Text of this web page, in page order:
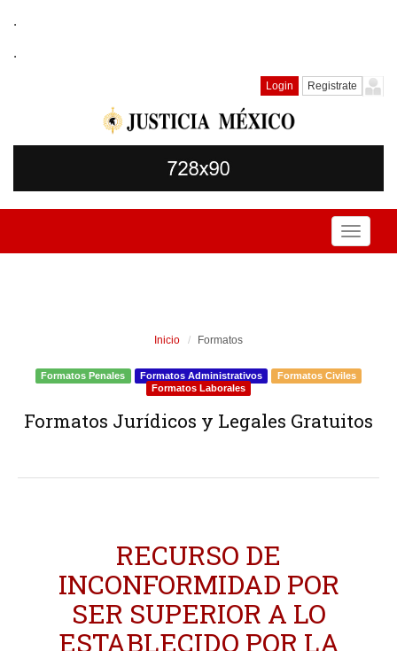
.
.
Login Registrate
Toggle
Inicio Formatos
Formatos Penales Formatos Administrativos
Formatos Civiles
Formatos Laborales
Formatos Jurídicos y Legales Gratuitos
RECURSO DE
INCONFORMIDAD POR
SER SUPERIOR A LO
ESTABLECIDO POR LA